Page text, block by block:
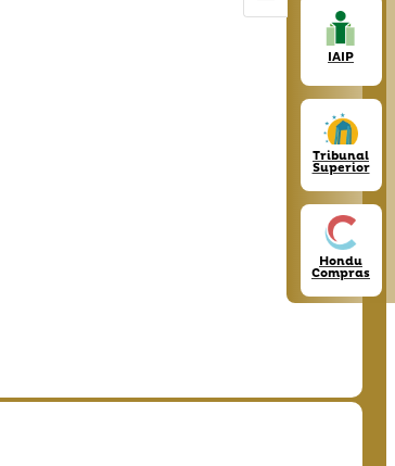
IAIP
Tribunal
Superior
Hondu
Compras